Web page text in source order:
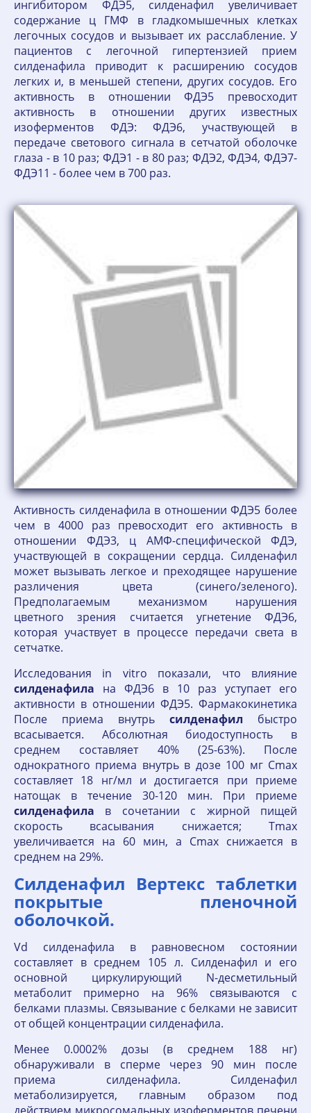
ингибитором ФДЭ5, силденафил увеличивает
содержание ц ГМФ в гладкомышечных клетках
легочных сосудов и вызывает их расслабление. У
пациентов с легочной гипертензией прием
силденафила приводит к расширению сосудов
легких и, в меньшей степени, других сосудов. Его
активность в отношении ФДЭ5 превосходит
активность в отношении других известных
изоферментов ФДЭ: ФДЭ6, участвующей в
передаче светового сигнала в сетчатой оболочке
глаза - в 10 раз; ФДЭ1 - в 80 раз; ФДЭ2, ФДЭ4, ФДЭ7-
ФДЭ11 - более чем в 700 раз.
Активность силденафила в отношении ФДЭ5 более
чем в 4000 раз превосходит его активность в
отношении ФДЭ3, ц АМФ-специфической ФДЭ,
участвующей в сокращении сердца. Силденафил
может вызывать легкое и преходящее нарушение
различения цвета (синего/зеленого).
Предполагаемым механизмом нарушения
цветного зрения считается угнетение ФДЭ6,
которая участвует в процессе передачи света в
сетчатке.
Исследования in vitro показали, что влияние
силденафила на ФДЭ6 в 10 раз уступает его
активности в отношении ФДЭ5. Фармакокинетика
После приема внутрь силденафил быстро
всасывается. Абсолютная биодоступность в
среднем составляет 40% (25-63%). После
однократного приема внутрь в дозе 100 мг Cmax
составляет 18 нг/мл и достигается при приеме
натощак в течение 30-120 мин. При приеме
силденафила в сочетании с жирной пищей
скорость всасывания снижается; Тmax
увеличивается на 60 мин, а Cmax снижается в
среднем на 29%.
Силденафил Вертекс таблетки
покрытые пленочной
оболочкой.
Vd силденафила в равновесном состоянии
составляет в среднем 105 л. Силденафил и его
основной циркулирующий N-десметильный
метаболит примерно на 96% связываются с
белками плазмы. Связывание с белками не зависит
от общей концентрации силденафила.
Менее 0.0002% дозы (в среднем 188 нг)
обнаруживали в сперме через 90 мин после
приема силденафила. Силденафил
метаболизируется, главным образом под